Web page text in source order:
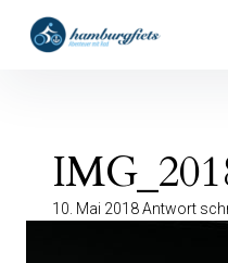
überspringen
hamburgfiets –
10. Mai 2018Antwort